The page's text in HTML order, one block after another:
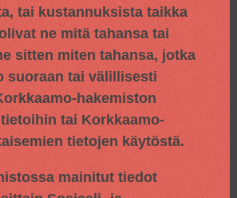
tai kustannuksista taikka
ne mitä tahansa tai
sitten miten tahansa, jotka
suoraan tai välillisesti
hakemiston
tai Korkkaamo-
tietojen käytöstä.
mainitut tiedot